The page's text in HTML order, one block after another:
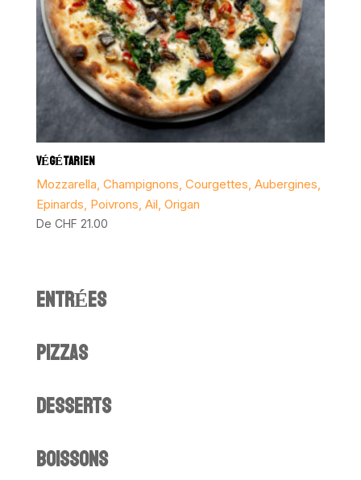
VÉGÉTARIEN
Mozzarella, Champignons, Courgettes, Aubergines,
Epinards, Poivrons, Ail, Origan
De CHF 21.00
ENTRÉES
PIZZAS
DESSERTS
BOISSONS